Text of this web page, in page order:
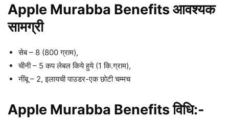
Apple Murabba Benefits आवश्यक
सामग्री
सेब – 8 (800 ग्राम),
चीनी – 5 कप लेबल किये हुये (1 कि.ग्राम),
नींबू – 2, इलायची पाउडर-एक छोटी चम्मच
Apple Murabba Benefits विधि:-